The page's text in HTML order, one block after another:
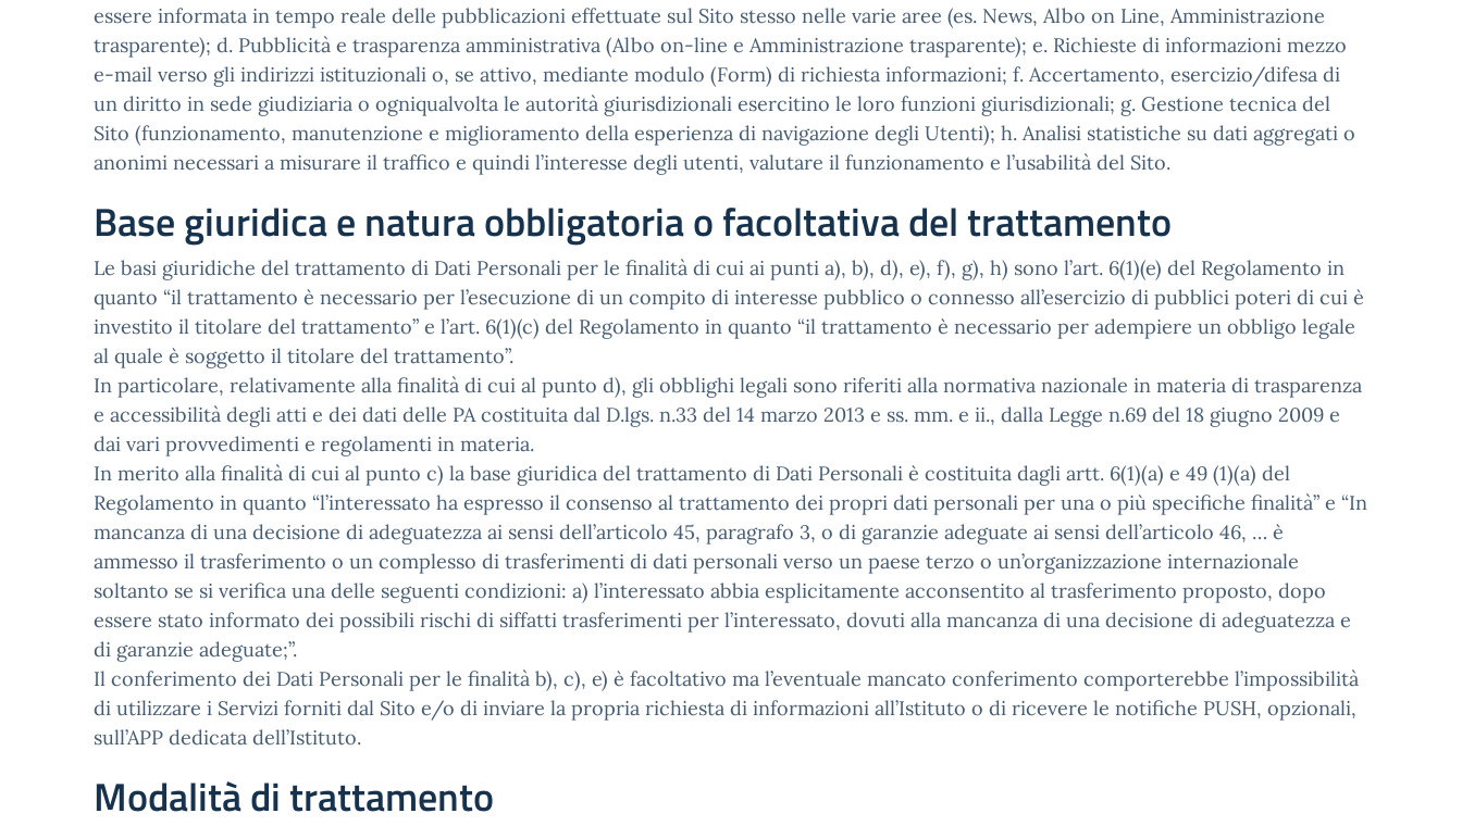
essere informata in tempo reale delle pubblicazioni effettuate sul Sito stesso nelle varie aree (es. News, Albo on Line, Amministrazione
trasparente); d. Pubblicità e trasparenza amministrativa (Albo on-line e Amministrazione trasparente); e. Richieste di informazioni mezzo
e-mail verso gli indirizzi istituzionali o, se attivo, mediante modulo (Form) di richiesta informazioni; f. Accertamento, esercizio/difesa di
un diritto in sede giudiziaria o ogniqualvolta le autorità giurisdizionali esercitino le loro funzioni giurisdizionali; g. Gestione tecnica del
Sito (funzionamento, manutenzione e miglioramento della esperienza di navigazione degli Utenti); h. Analisi statistiche su dati aggregati o
anonimi necessari a misurare il traffico e quindi l’interesse degli utenti, valutare il funzionamento e l’usabilità del Sito.
Base giuridica e natura obbligatoria o facoltativa del trattamento
Le basi giuridiche del trattamento di Dati Personali per le finalità di cui ai punti a), b), d), e), f), g), h) sono l’art. 6(1)(e) del Regolamento in
quanto “il trattamento è necessario per l’esecuzione di un compito di interesse pubblico o connesso all’esercizio di pubblici poteri di cui è
investito il titolare del trattamento” e l’art. 6(1)(c) del Regolamento in quanto “il trattamento è necessario per adempiere un obbligo legale
al quale è soggetto il titolare del trattamento”.
In particolare, relativamente alla finalità di cui al punto d), gli obblighi legali sono riferiti alla normativa nazionale in materia di trasparenza
e accessibilità degli atti e dei dati delle PA costituita dal D.lgs. n.33 del 14 marzo 2013 e ss. mm. e ii., dalla Legge n.69 del 18 giugno 2009 e
dai vari provvedimenti e regolamenti in materia.
In merito alla finalità di cui al punto c) la base giuridica del trattamento di Dati Personali è costituita dagli artt. 6(1)(a) e 49 (1)(a) del
Regolamento in quanto “l’interessato ha espresso il consenso al trattamento dei propri dati personali per una o più specifiche finalità” e “In
mancanza di una decisione di adeguatezza ai sensi dell’articolo 45, paragrafo 3, o di garanzie adeguate ai sensi dell’articolo 46, … è
ammesso il trasferimento o un complesso di trasferimenti di dati personali verso un paese terzo o un’organizzazione internazionale
soltanto se si verifica una delle seguenti condizioni: a) l’interessato abbia esplicitamente acconsentito al trasferimento proposto, dopo
essere stato informato dei possibili rischi di siffatti trasferimenti per l’interessato, dovuti alla mancanza di una decisione di adeguatezza e
di garanzie adeguate;”.
Il conferimento dei Dati Personali per le finalità b), c), e) è facoltativo ma l’eventuale mancato conferimento comporterebbe l’impossibilità
di utilizzare i Servizi forniti dal Sito e/o di inviare la propria richiesta di informazioni all’Istituto o di ricevere le notifiche PUSH, opzionali,
sull’APP dedicata dell’Istituto.
Modalità di trattamento